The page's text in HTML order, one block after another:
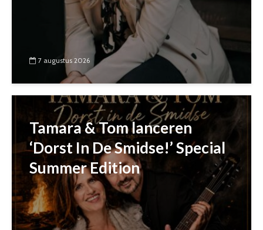
7 augustus 2026
Tamara & Tom lanceren
‘Dorst In De Smidse!’ Special
Summer Edition